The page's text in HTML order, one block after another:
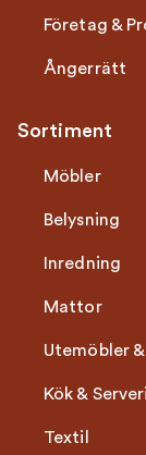
Företag &
Ångerrätt
Sortiment
Möbler
Belysning
Inredning
Mattor
Utemöbler
Kök &
Textil